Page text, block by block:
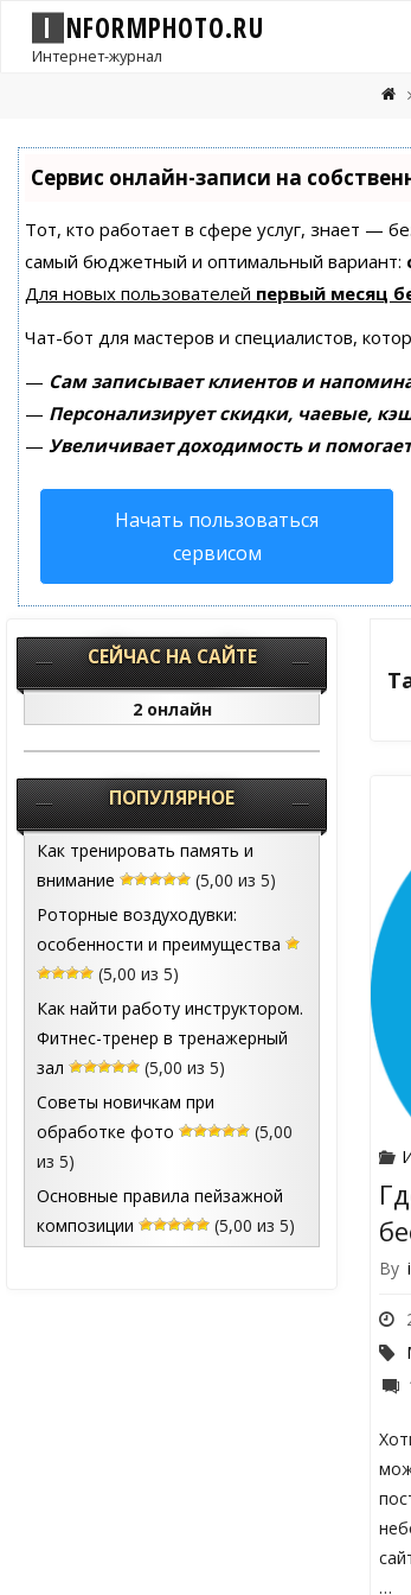
I NFORMPHOTO.RU
Интернет-журнал
Сервис онлайн-записи на
Тот, кто работает в сфере услуг, знает —
самый бюджетный и оптимальный вариант:
Для новых пользователей первый месяц
Чат-бот для мастеров и специалистов,
— Сам записывает клиентов и
— Персонализирует скидки, чаевые,
— Увеличивает доходимость и
Начать пользоваться
сервисом
By
…
СЕЙЧАС НА САЙТЕ
2 онлайн
ПОПУЛЯРНОЕ
Как тренировать память и
внимание
(5,00 из 5)
Роторные воздуходувки:
особенности и преимущества
(5,00 из 5)
Как найти работу инструктором.
Фитнес-тренер в тренажерный
зал
(5,00 из 5)
Советы новичкам при
обработке фото
(5,00
из 5)
Основные правила пейзажной
композиции
(5,00 из 5)